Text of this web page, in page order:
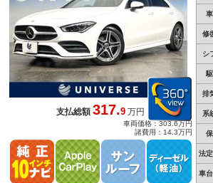
修
シ
排
系
法
車
支払総額317.9 万円
車両価格：303.6万円
諸費用：14.3万円